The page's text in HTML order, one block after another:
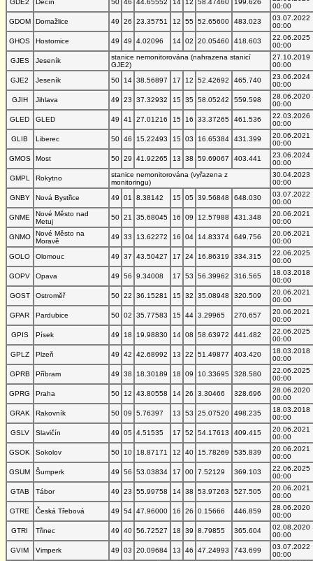
00:00
GDOM
Domažlice 49 26 23.35751 12 55 52.65600 483.023
03.07.2022
00:00
GHOS
Hostomice 49 49 4.02096 14 02 20.05460 418.603
22.06.2025
00:00
GJES
Jeseník
stanice nemonitorována (nahrazena stanicí
GJE2)
27.10.2019
00:00
GJE2
Jeseník 50 14 38.56897 17 12 52.42692 465.740
23.06.2024
00:00
GJIH
Jihlava 49 23 37.32932 15 35 58.05242 559.598
28.06.2020
00:00
GLED
GLED 49 41 27.01216 15 16 33.37265 461.536
22.03.2026
00:00
GLIB
Liberec 50 46 15.22493 15 03 16.65384 431.399
20.06.2021
00:00
GMOS
Most 50 29 41.92265 13 38 59.69067 403.441
23.06.2024
00:00
GMPL
Rokytno
stanice nemonitorována (vyřazena z
monitoringu)
30.04.2023
00:00
GNBY
Nová Bystřice 49 01 8.38142 15 05 39.56848 648.030
03.07.2022
00:00
GNME
Nové Město nad
Metuj
50 21 35.68045 16 09 12.57988 431.348
20.06.2021
00:00
GNMO
Nové Město na
Moravě
49 33 13.62272 16 04 14.83374 649.756
20.06.2021
00:00
GOLO
Olomouc 49 37 43.50427 17 24 16.86319 334.315
22.06.2025
00:00
GOPV
Opava 49 56 9.34008 17 53 56.39962 316.565
18.03.2018
00:00
GOST
Ostroměř 50 22 36.15281 15 32 35.08948 320.509
20.06.2021
00:00
GPAR
Pardubice 50 02 35.77583 15 44 3.29965 270.657
20.06.2021
00:00
GPIS
Písek 49 18 19.98830 14 08 58.63972 441.482
22.06.2025
00:00
GPLZ
Plzeň 49 42 42.68992 13 22 51.49877 403.420
18.03.2018
00:00
GPRB
Příbram 49 38 18.30189 18 09 10.33695 328.580
22.06.2025
00:00
GPRG
Praha 50 12 43.80558 14 26 3.30466 328.696
28.06.2020
00:00
GRAK
Rakovník 50 09 5.76397 13 53 25.07520 498.235
18.03.2018
00:00
GSLV
Slavičín 49 05 4.51535 17 52 54.17613 409.415
20.06.2021
00:00
GSOK
Sokolov 50 10 18.87171 12 40 15.78269 535.839
20.06.2021
00:00
GSUM
Šumperk 49 56 53.03834 17 00 7.52129 369.103
22.06.2025
00:00
GTAB
Tábor 49 23 55.99758 14 38 53.97263 527.505
20.06.2021
00:00
GTRE
Česká Třebová 49 54 47.96000 16 26 0.15666 446.859
28.06.2020
00:00
GTRI
Třinec 49 40 56.72527 18 39 8.79855 365.604
02.08.2020
00:00
GVIM
Vimperk 49 03 20.09684 13 46 47.24993 743.699
03.07.2022
00:00